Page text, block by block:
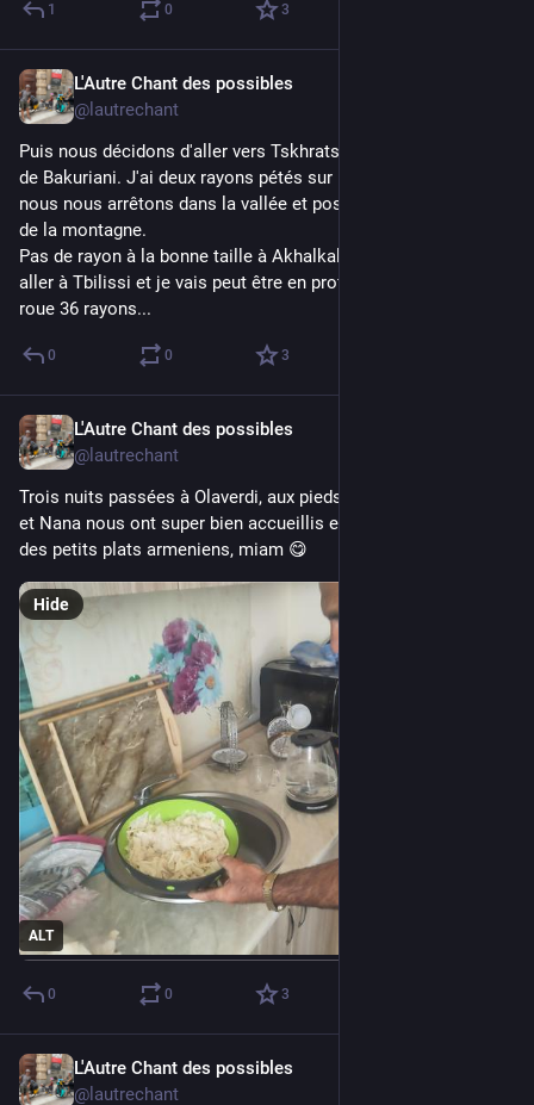
1 0 3
L'Autre Chant des possibles
@lautrechant
Puis nous décidons d'aller vers Tskhratskaro, le col au dessus
de Bakuriani. J'ai deux rayons pétés sur ma roue arrière alors
nous nous arrêtons dans la vallée et posons la tente au pied
de la montagne.
Pas de rayon à la bonne taille à Akhalkalaki... Erf, il va falloir
aller à Tbilissi et je vais peut être en profiter pour trouver une
roue 36 rayons...
0 0 3
L'Autre Chant des possibles
@lautrechant
Trois nuits passées à Olaverdi, aux pieds des volcans. Hovik
et Nana nous ont super bien accueillis et nous ont préparé
des petits plats armeniens, miam 😋
ALT
Hide
0 0 3
L'Autre Chant des possibles
@lautrechant